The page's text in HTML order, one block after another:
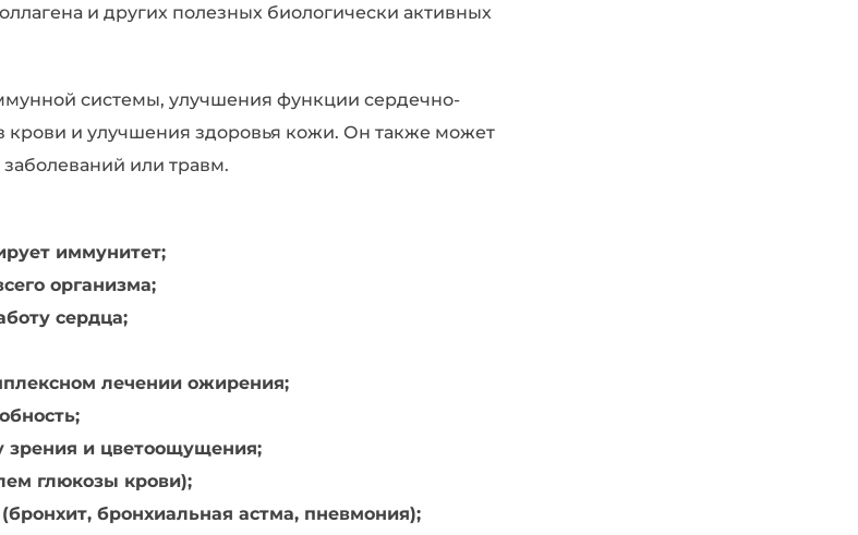
и других полезных биологически активных
системы, улучшения функции сердечно-
крови и улучшения здоровья кожи. Он также может
или травм.
иммунитет;
организма;
сердца;
лечении ожирения;
зрения и цветоощущения;
глюкозы крови);
бронхиальная астма, пневмония);